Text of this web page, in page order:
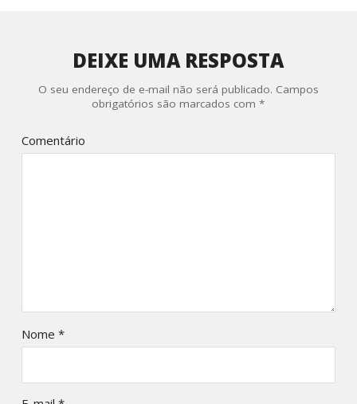
DEIXE UMA RESPOSTA
O seu endereço de e-mail não será publicado. Campos
obrigatórios são marcados com*
Comentário
Nome *